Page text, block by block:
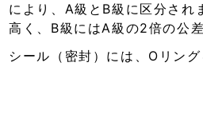
により、A級とB級に区分され
高く、B級にはA級の2倍の公
シール（密封）には、Oリング